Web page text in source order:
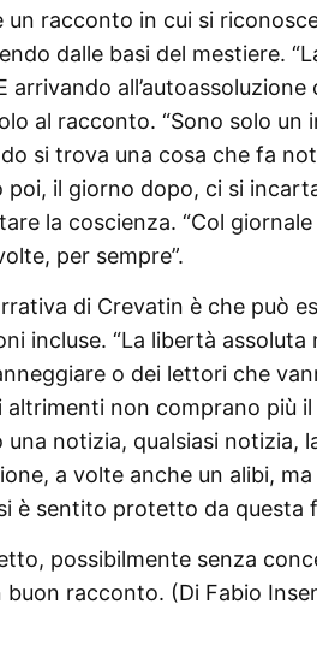
un racconto in cui si
dalle basi del mestiere.
arrivando
al racconto. “Sono solo
si trova una cosa che fa
poi, il giorno dopo, ci si
la coscienza. “Col
per sempre”.
di Crevatin è che può
incluse. “La libertà
o dei lettori che
altrimenti non comprano più
una notizia, qualsiasi notizia,
a volte anche un alibi,
è sentito protetto da questa
possibilmente senza
buon racconto. (Di Fabio